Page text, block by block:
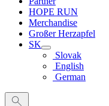
HOPE RUN
Merchandise
Großer Herzapfel
SK
Slovak
English
German